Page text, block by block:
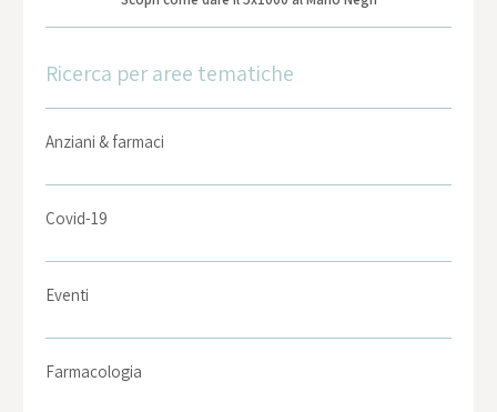
Ricerca per aree tematiche
Anziani & farmaci
Covid-19
Eventi
Farmacologia